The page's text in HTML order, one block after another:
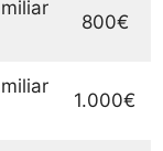
800€
1.000€